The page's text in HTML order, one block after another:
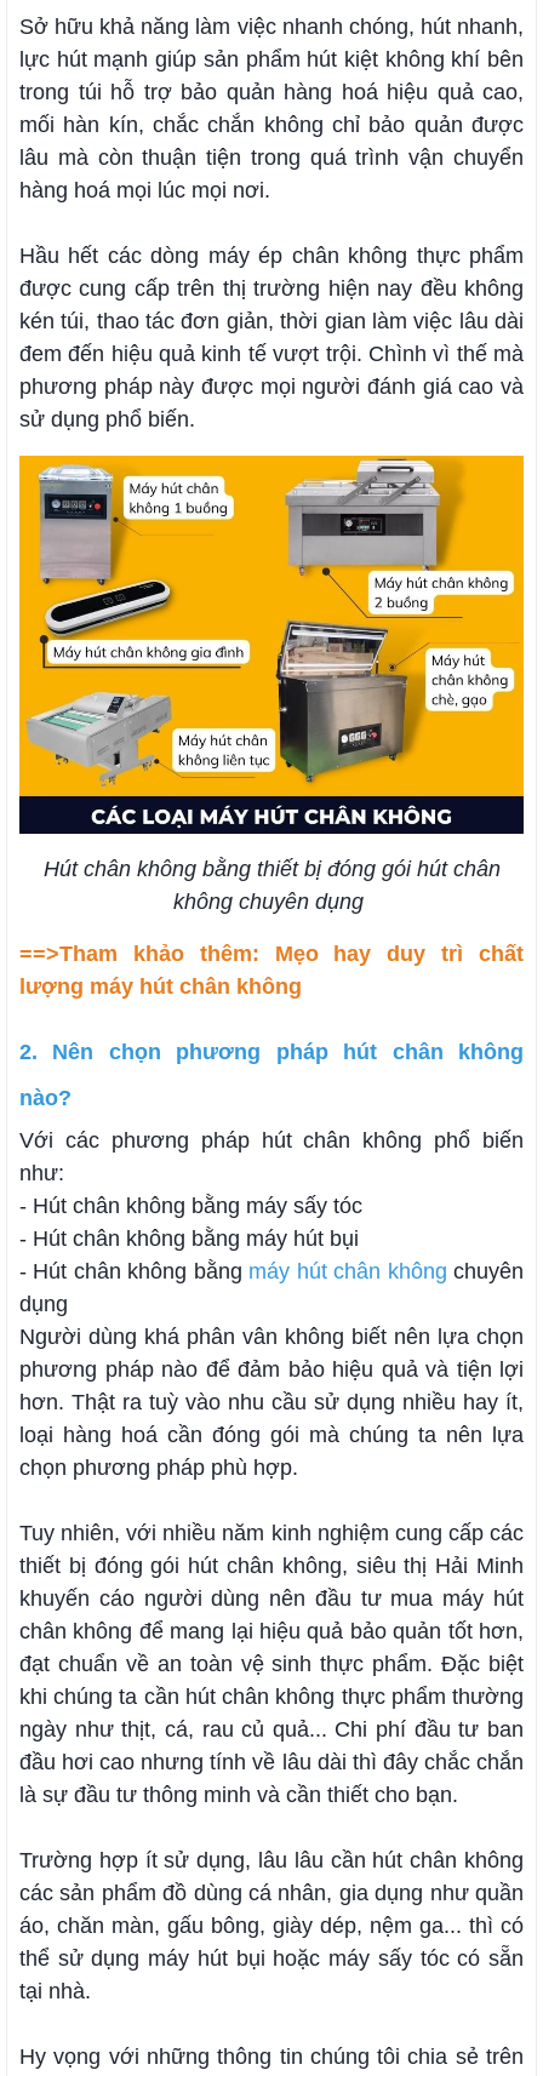
Sở hữu khả năng làm việc nhanh chóng, hút nhanh,
lực hút mạnh giúp sản phẩm hút kiệt không khí bên
trong túi hỗ trợ bảo quản hàng hoá hiệu quả cao,
mối hàn kín, chắc chắn không chỉ bảo quản được
lâu mà còn thuận tiện trong quá trình vận chuyển
hàng hoá mọi lúc mọi nơi.
Hầu hết các dòng máy ép chân không thực phẩm
được cung cấp trên thị trường hiện nay đều không
kén túi, thao tác đơn giản, thời gian làm việc lâu dài
đem đến hiệu quả kinh tế vượt trội. Chình vì thế mà
phương pháp này được mọi người đánh giá cao và
sử dụng phổ biến.
Hút chân không bằng thiết bị đóng gói hút chân
không chuyên dụng
==>Tham khảo thêm: Mẹo hay duy trì chất
lượng máy hút chân không
2. Nên chọn phương pháp hút chân không
nào?
Với các phương pháp hút chân không phổ biến
như:
- Hút chân không bằng máy sấy tóc
- Hút chân không bằng máy hút bụi
- Hút chân không bằng máy hút chân không chuyên
dụng
Người dùng khá phân vân không biết nên lựa chọn
phương pháp nào để đảm bảo hiệu quả và tiện lợi
hơn. Thật ra tuỳ vào nhu cầu sử dụng nhiều hay ít,
loại hàng hoá cần đóng gói mà chúng ta nên lựa
chọn phương pháp phù hợp.
Tuy nhiên, với nhiều năm kinh nghiệm cung cấp các
thiết bị đóng gói hút chân không, siêu thị Hải Minh
khuyến cáo người dùng nên đầu tư mua máy hút
chân không để mang lại hiệu quả bảo quản tốt hơn,
đạt chuẩn về an toàn vệ sinh thực phẩm. Đặc biệt
khi chúng ta cần hút chân không thực phẩm thường
ngày như thịt, cá, rau củ quả... Chi phí đầu tư ban
đầu hơi cao nhưng tính về lâu dài thì đây chắc chắn
là sự đầu tư thông minh và cần thiết cho bạn.
Trường hợp ít sử dụng, lâu lâu cần hút chân không
các sản phẩm đồ dùng cá nhân, gia dụng như quần
áo, chăn màn, gấu bông, giày dép, nệm ga... thì có
thể sử dụng máy hút bụi hoặc máy sấy tóc có sẵn
tại nhà.
Hy vọng với những thông tin chúng tôi chia sẻ trên